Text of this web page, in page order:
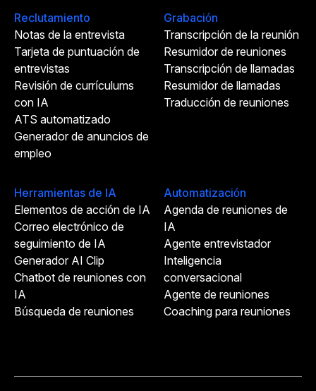
Reclutamiento
Notas de la entrevista
Tarjeta de puntuación de
entrevistas
Revisión de currículums
con IA
ATS automatizado
Generador de anuncios de
empleo
Grabación
Transcripción de la reunión
Resumidor de reuniones
Transcripción de llamadas
Resumidor de llamadas
Traducción de reuniones
Herramientas de IA
Elementos de acción de IA
Correo electrónico de
seguimiento de IA
Generador AI Clip
Chatbot de reuniones con
IA
Búsqueda de reuniones
Automatización
Agenda de reuniones de
IA
Agente entrevistador
Inteligencia
conversacional
Agente de reuniones
Coaching para reuniones